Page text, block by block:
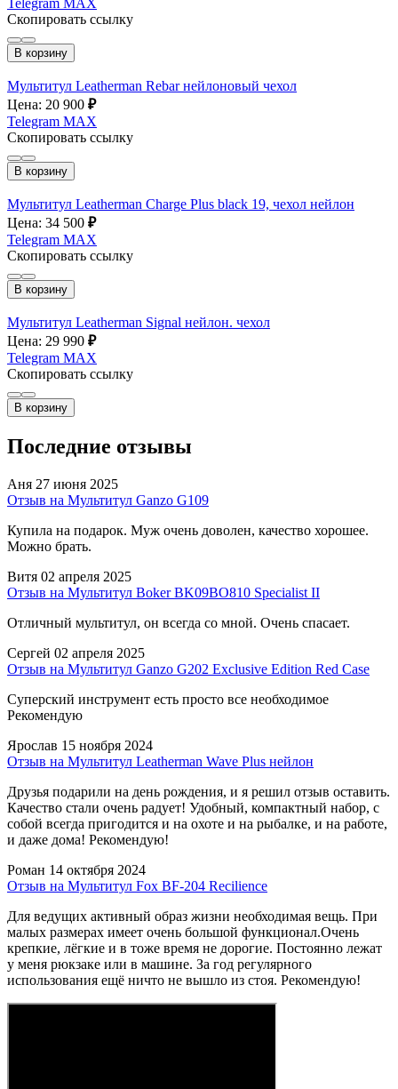
Скопировать ссылку
В корзину
Мультитул Leatherman Rebar нейлоновый чехол
Цена: 20 900 ₽
Telegram MAX
Скопировать ссылку
В корзину
Мультитул Leatherman Charge Plus black 19, чехол нейлон
Цена: 34 500 ₽
Telegram MAX
Скопировать ссылку
В корзину
Мультитул Leatherman Signal нейлон. чехол
Цена: 29 990 ₽
Telegram MAX
Скопировать ссылку
В корзину
Последние отзывы
Аня 27 июня 2025
Отзыв на Мультитул Ganzo G109
Купила на подарок. Муж очень доволен, качество хорошее.
Можно брать.
Витя 02 апреля 2025
Отзыв на Мультитул Boker BK09BO810 Specialist II
Отличный мультитул, он всегда со мной. Очень спасает.
Сергей 02 апреля 2025
Отзыв на Мультитул Ganzo G202 Exclusive Edition Red Case
Суперский инструмент есть просто все необходимое
Рекомендую
Ярослав 15 ноября 2024
Отзыв на Мультитул Leatherman Wave Plus нейлон
Друзья подарили на день рождения, и я решил отзыв оставить.
Качество стали очень радует! Удобный, компактный набор, с
собой всегда пригодится и на охоте и на рыбалке, и на работе,
и даже дома! Рекомендую!
Роман 14 октября 2024
Отзыв на Мультитул Fox BF-204 Recilience
Для ведущих активный образ жизни необходимая вещь. При
малых размерах имеет очень большой функционал.Очень
крепкие, лёгкие и в тоже время не дорогие. Постоянно лежат
у меня рюкзаке или в машине. За год регулярного
использования ещё ничто не вышло из стоя. Рекомендую!